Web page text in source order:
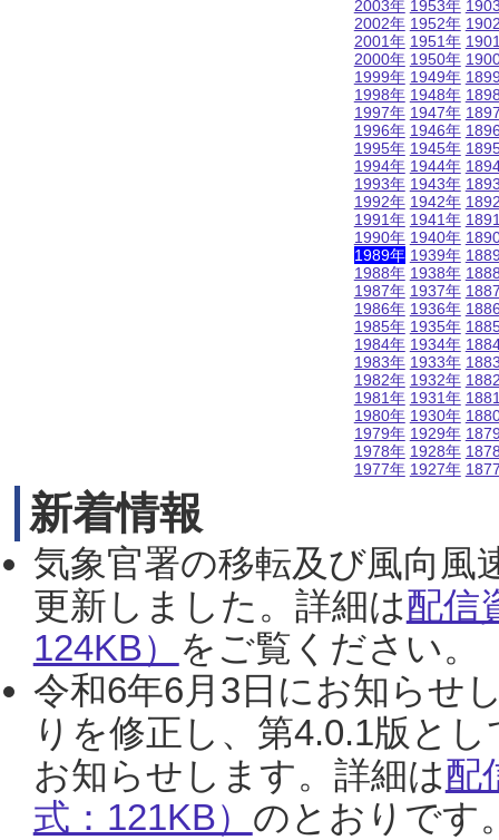
2003年
2002年
2001年
2000年
1999年
1998年
1997年
1996年
1995年
1994年
1993年
1992年
1991年
1990年
1989年
1988年
1987年
1986年
1985年
1984年
1983年
1982年
1981年
1980年
1979年
1978年
1977年
1953年
1952年
1951年
1950年
1949年
1948年
1947年
1946年
1945年
1944年
1943年
1942年
1941年
1940年
1939年
1938年
1937年
1936年
1935年
1934年
1933年
1932年
1931年
1930年
1929年
1928年
1927年
新着情報
気象官署の移転及び風向風
更新しました。詳細は配信
124KB） をご覧ください。
令和6年6月3日にお知らせ
りを修正し、第4.0.1版と
お知らせします。詳細は配
式：121KB） のとおりです